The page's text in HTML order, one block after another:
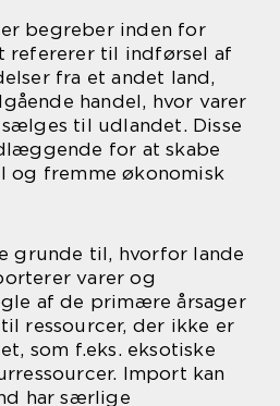
begreber inden for
refererer til indførsel af
fra et andet land,
handel, hvor varer
til udlandet. Disse
for at skabe
og fremme økonomisk
grunde til, hvorfor lande
varer og
af de primære årsager
ressourcer, der ikke er
som f.eks. eksotiske
Import kan
har særlige